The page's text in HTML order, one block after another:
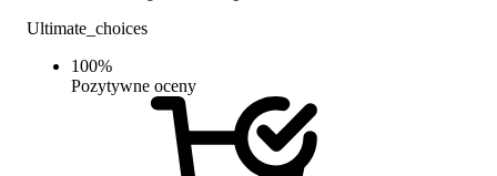
Ultimate_choices
100%
Pozytywne oceny